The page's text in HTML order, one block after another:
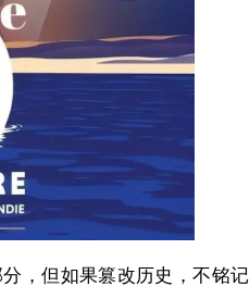
，但如果篡改历史，不铭记